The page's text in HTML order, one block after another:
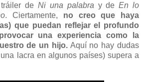
de Ni una palabra y deEn lo
. Ciertamente, no creo que haya
que puedan reflejar el profundo
una experiencia como la
de un hijo.Aquí no hay dudas
lacra en algunos países) supera a